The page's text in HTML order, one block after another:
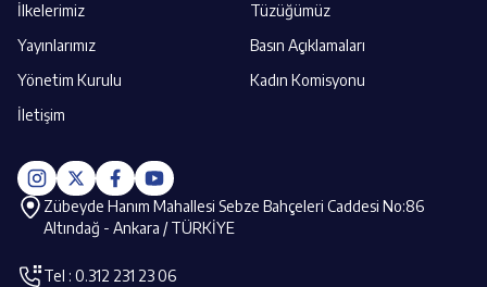
İlkelerimiz
Tüzüğümüz
Yayınlarımız
Basın Açıklamaları
Yönetim Kurulu
Kadın Komisyonu
İletişim
Zübeyde Hanım Mahallesi Sebze Bahçeleri Caddesi No:86
Altındağ - Ankara / TÜRKİYE
Tel : 0.312 231 23 06